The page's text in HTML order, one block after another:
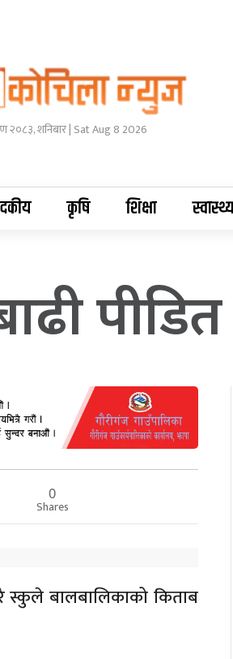
२०८३, शनिबार | Sat Aug 8 2026
कृषि शिक्षा
0
Shares
स्कुले बालबालिकाको किताब